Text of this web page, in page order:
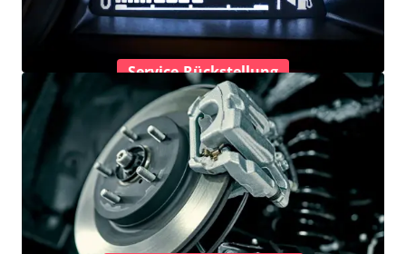
Service-Rückstellung